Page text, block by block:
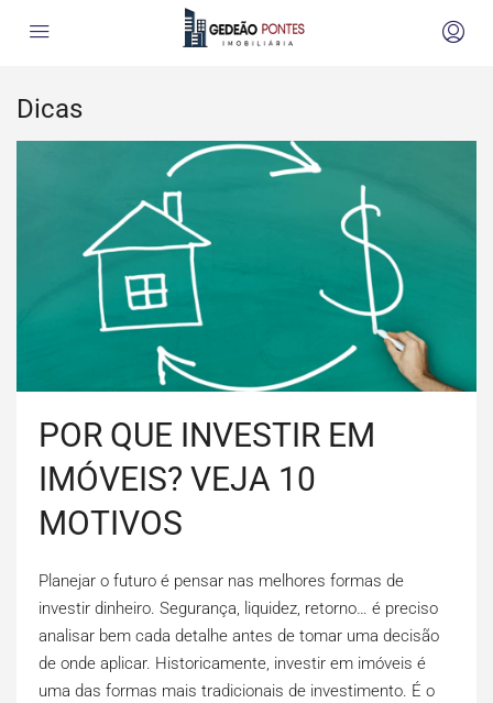
Dicas
POR QUE INVESTIR EM
IMÓVEIS? VEJA 10
MOTIVOS
Planejar o futuro é pensar nas melhores formas de
investir dinheiro. Segurança, liquidez, retorno… é preciso
analisar bem cada detalhe antes de tomar uma decisão
de onde aplicar. Historicamente, investir em imóveis é
uma das formas mais tradicionais de investimento. É o